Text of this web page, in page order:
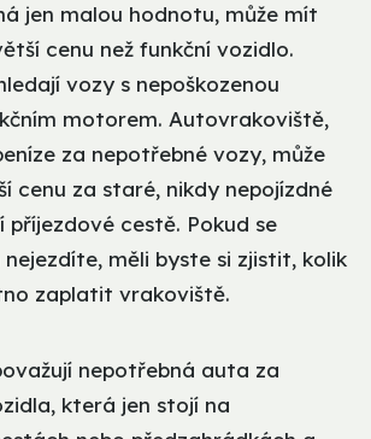
jen malou hodnotu, může mít
cenu než funkční vozidlo.
vozy s nepoškozenou
motorem. Autovrakoviště,
za nepotřebné vozy, může
cenu za staré, nikdy nepojízdné
příjezdové cestě. Pokud se
měli byste si zjistit, kolik
zaplatit vrakoviště.
nepotřebná auta za
která jen stojí na